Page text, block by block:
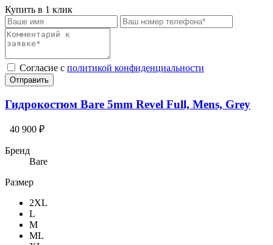
Купить в 1 клик
Cогласие с политикой конфиденциальности
Отправить
Гидрокостюм Bare 5mm Revel Full, Mens, Grey
40 900 ₽
Бренд
Bare
Размер
2XL
L
M
ML